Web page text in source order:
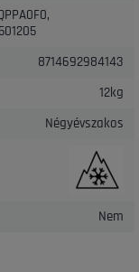
8714692984143
12kg
Négyévszakos
Nem